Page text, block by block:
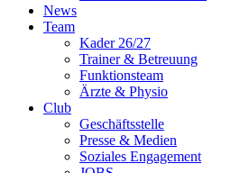
News
Team
Kader 26/27
Trainer & Betreuung
Funktionsteam
Ärzte & Physio
Club
Geschäftsstelle
Presse & Medien
Soziales Engagement